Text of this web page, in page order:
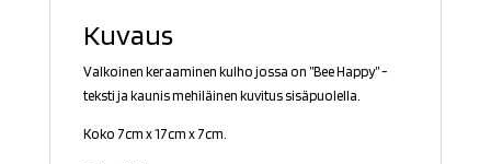
Kuvaus
Valkoinen keraaminen kulho jossa on ”Bee Happy” -
teksti ja kaunis mehiläinen kuvitus sisäpuolella.
Koko 7cm x 17cm x 7cm.